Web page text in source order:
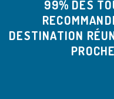
99% DES
DESTINATION